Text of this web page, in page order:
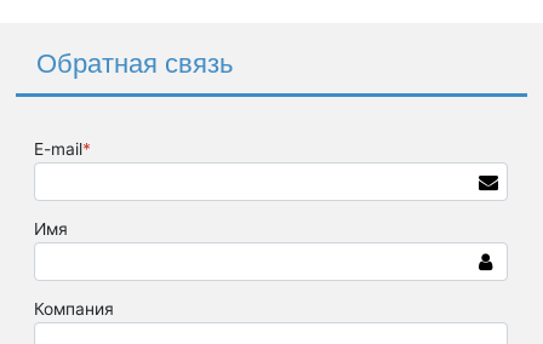
Обратная связь